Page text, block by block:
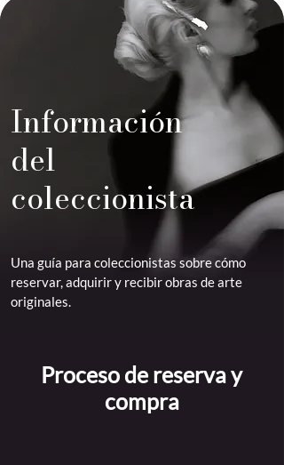
Información
del
coleccionista
Una guía para coleccionistas sobre cómo
reservar, adquirir y recibir obras de arte
originales.
Proceso de reserva y
compra